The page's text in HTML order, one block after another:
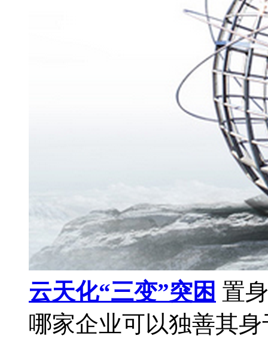
云天化“三变”突困 置
哪家企业可以独善其